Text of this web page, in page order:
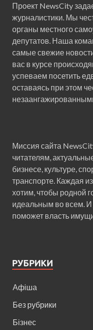
Проект NewsCity
журналистики. Мы
органы местного
депутатов. Наша
самые свежие
вас в курсе
успеваем посетить
оставаясь при этом
Миссия сайта
читателям,
бизнесе, культуре,
транспорте. Каждая
хотим, чтобы родной
идеальным во всем. И
поможет власть
РУБРИКИ
Афіша
Без рубрики
Бізнес